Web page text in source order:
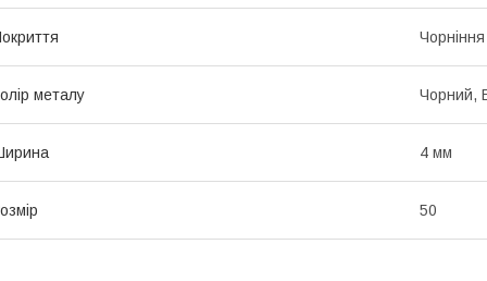
Чорніння
металу Чорний,
4 мм
50